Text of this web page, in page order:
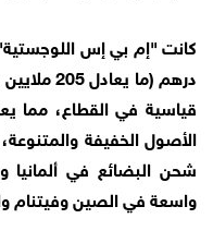
قياسية في القطاع، مما
الأصول الخفيفة
شحن البضائع في ألمانيا
واسعة في الصين وفيتنام